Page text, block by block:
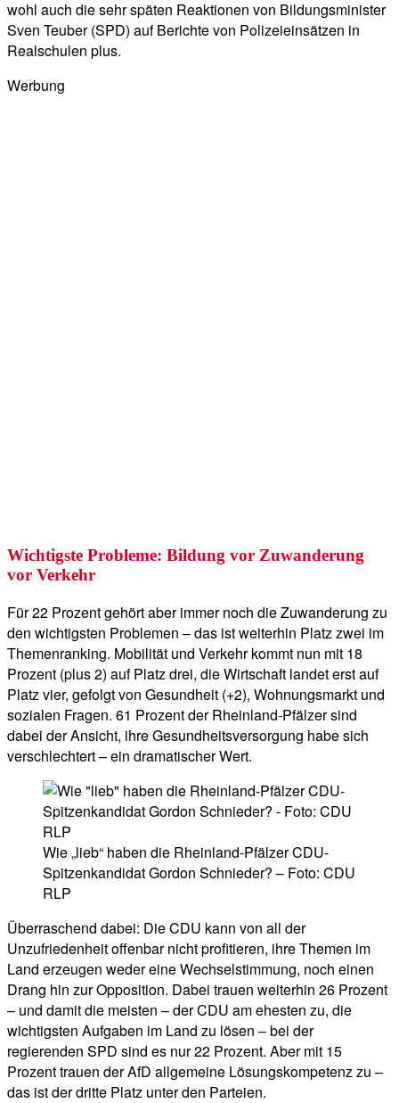
wohl auch die sehr späten Reaktionen von Bildungsminister
Sven Teuber (SPD) auf Berichte von Polizeieinsätzen in
Realschulen plus.
Werbung
Wichtigste Probleme: Bildung vor Zuwanderung
vor Verkehr
Für 22 Prozent gehört aber immer noch die Zuwanderung zu
den wichtigsten Problemen – das ist weiterhin Platz zwei im
Themenranking. Mobilität und Verkehr kommt nun mit 18
Prozent (plus 2) auf Platz drei, die Wirtschaft landet erst auf
Platz vier, gefolgt von Gesundheit (+2), Wohnungsmarkt und
sozialen Fragen. 61 Prozent der Rheinland-Pfälzer sind
dabei der Ansicht, ihre Gesundheitsversorgung habe sich
verschlechtert – ein dramatischer Wert.
Wie „lieb“ haben die Rheinland-Pfälzer CDU-
Spitzenkandidat Gordon Schnieder? – Foto: CDU
RLP
Überraschend dabei: Die CDU kann von all der
Unzufriedenheit offenbar nicht profitieren, ihre Themen im
Land erzeugen weder eine Wechselstimmung, noch einen
Drang hin zur Opposition. Dabei trauen weiterhin 26 Prozent
– und damit die meisten – der CDU am ehesten zu, die
wichtigsten Aufgaben im Land zu lösen – bei der
regierenden SPD sind es nur 22 Prozent. Aber mit 15
Prozent trauen der AfD allgemeine Lösungskompetenz zu –
das ist der dritte Platz unter den Parteien.